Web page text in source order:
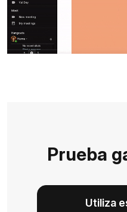
Prueba
Utiliza